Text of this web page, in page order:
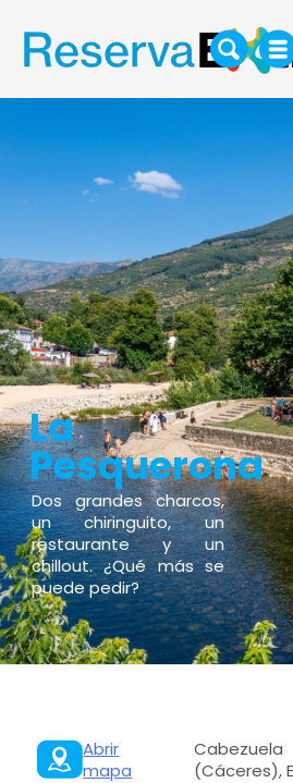
La
Pesquerona
Dos grandes charcos,
un chiringuito, un
restaurante y un
chillout. ¿Qué más se
puede pedir?
Abrir
mapa
(Cáceres),